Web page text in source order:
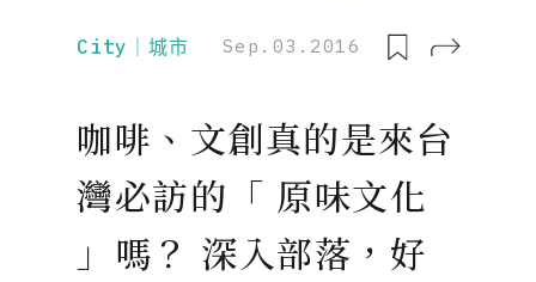
City｜城市 Sep.03.2016
咖啡、文創真的是來台
灣必訪的「 原味文化
」嗎？ 深入部落，好